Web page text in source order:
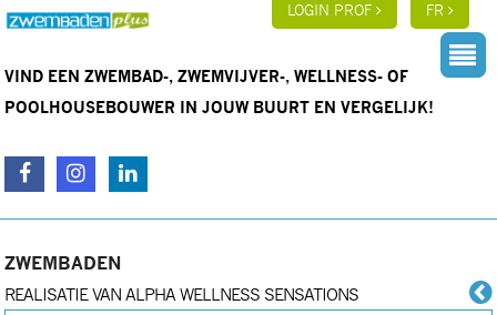
LOGIN PROF FR
VIND EEN ZWEMBAD-, ZWEMVIJVER-, WELLNESS- OF
POOLHOUSEBOUWER IN JOUW BUURT EN VERGELIJK!
ZWEMBADEN
REALISATIE VAN ALPHA WELLNESS SENSATIONS